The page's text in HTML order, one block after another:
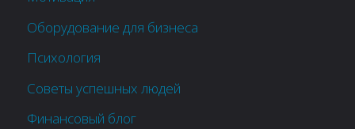
Оборудование для бизнеса
Психология
Советы успешных людей
Финансовый блог